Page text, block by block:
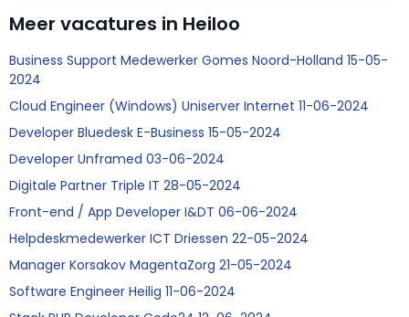
Meer vacatures in Heiloo
Business Support Medewerker Gomes Noord-Holland 15-05-
2024
Cloud Engineer (Windows) Uniserver Internet 11-06-2024
Developer Bluedesk E-Business 15-05-2024
Developer Unframed 03-06-2024
Digitale Partner Triple IT 28-05-2024
Front-end / App Developer I&DT 06-06-2024
Helpdeskmedewerker ICT Driessen 22-05-2024
Manager Korsakov MagentaZorg 21-05-2024
Software Engineer Heilig 11-06-2024